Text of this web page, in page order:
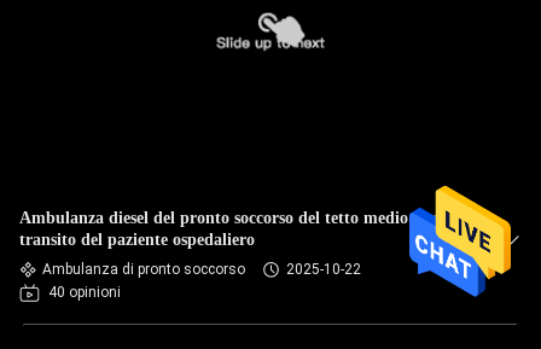
Ambulanza diesel del pronto soccorso del tetto medio per il
transito del paziente ospedaliero
Ambulanza di pronto soccorso
2025-10-22
40 opinioni